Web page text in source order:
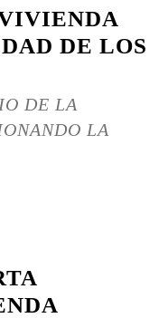
DE LOS
DE LA
LA